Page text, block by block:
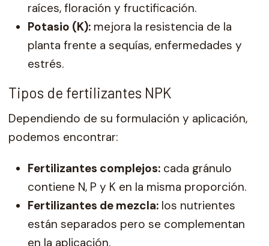
raíces, floración y fructificación.
Potasio (K): mejora la resistencia de la
planta frente a sequías, enfermedades y
estrés.
Tipos de fertilizantes NPK
Dependiendo de su formulación y aplicación,
podemos encontrar:
Fertilizantes complejos: cada gránulo
contiene N, P y K en la misma proporción.
Fertilizantes de mezcla: los nutrientes
están separados pero se complementan
en la aplicación.